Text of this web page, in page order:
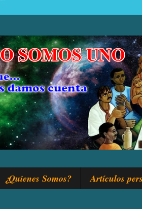
¿Quienes Somos? Artículos